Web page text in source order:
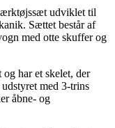
udviklet til
Sættet består af
med otte skuffer og
har et skelet, der
med 3-trins
åbne- og